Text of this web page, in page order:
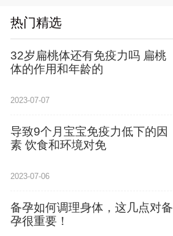
热门精选
32岁扁桃体还有免疫力吗 扁桃
体的作用和年龄的
2023-07-07
导致9个月宝宝免疫力低下的因
素 饮食和环境对免
2023-07-06
备孕如何调理身体，这几点对备
孕很重要！